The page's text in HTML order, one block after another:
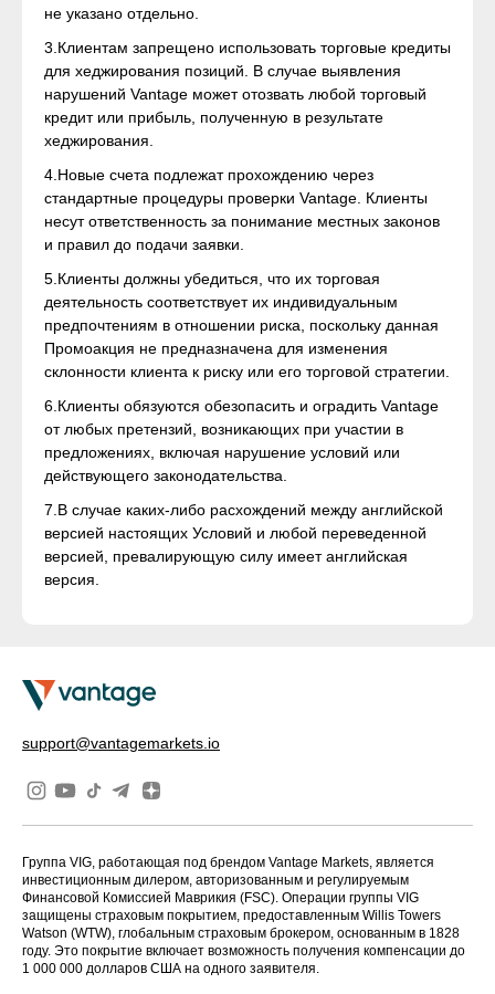
не указано отдельно.
3.Клиентам запрещено использовать торговые кредиты
для хеджирования позиций. В случае выявления
нарушений Vantage может отозвать любой торговый
кредит или прибыль, полученную в результате
хеджирования.
4.Новые счета подлежат прохождению через
стандартные процедуры проверки Vantage. Клиенты
несут ответственность за понимание местных законов
и правил до подачи заявки.
5.Клиенты должны убедиться, что их торговая
деятельность соответствует их индивидуальным
предпочтениям в отношении риска, поскольку данная
Промоакция не предназначена для изменения
склонности клиента к риску или его торговой стратегии.
6.Клиенты обязуются обезопасить и оградить Vantage
от любых претензий, возникающих при участии в
предложениях, включая нарушение условий или
действующего законодательства.
7.В случае каких-либо расхождений между английской
версией настоящих Условий и любой переведенной
версией, превалирующую силу имеет английская
версия.
support@vantagemarkets.io
Группа VIG, работающая под брендом Vantage Markets, является
инвестиционным дилером, авторизованным и регулируемым
Финансовой Комиссией Маврикия (FSC). Операции группы VIG
защищены страховым покрытием, предоставленным Willis Towers
Watson (WTW), глобальным страховым брокером, основанным в 1828
году. Это покрытие включает возможность получения компенсации до
1 000 000 долларов США на одного заявителя.